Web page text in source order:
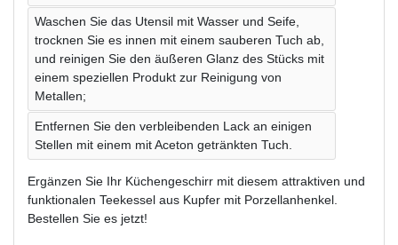
Waschen Sie das Utensil mit Wasser und Seife,
trocknen Sie es innen mit einem sauberen Tuch ab,
und reinigen Sie den äußeren Glanz des Stücks mit
einem speziellen Produkt zur Reinigung von
Metallen;
Entfernen Sie den verbleibenden Lack an einigen
Stellen mit einem mit Aceton getränkten Tuch.
Ergänzen Sie Ihr Küchengeschirr mit diesem attraktiven und
funktionalen Teekessel aus Kupfer mit Porzellanhenkel.
Bestellen Sie es jetzt!